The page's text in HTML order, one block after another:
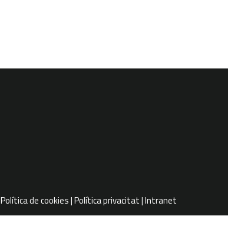
Intranet
Política privacitat
Política de cookies